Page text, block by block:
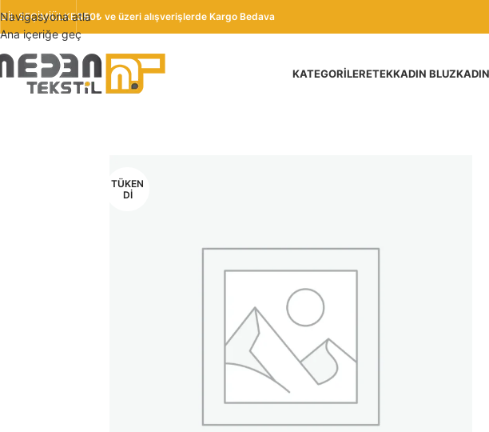
Navigasyona atla
Ana içeriğe geç
DIL SEÇIMIÜLKE350₺ ve üzeri alışverişlerde Kargo Bedava
KATEGORILERETEKKADIN BLUZ
TÜKEN
DI